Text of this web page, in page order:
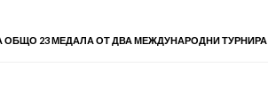
ОБЩО 23 МЕДАЛА ОТ ДВА МЕЖДУНАРОДНИ ТУРНИРА